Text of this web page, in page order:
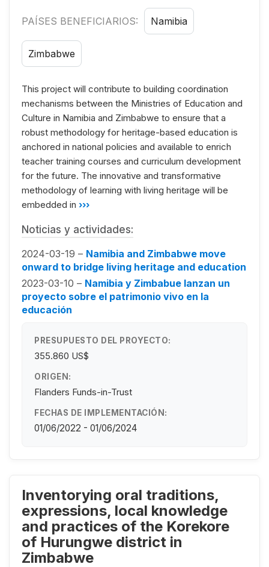
PAÍSES BENEFICIARIOS: Namibia
Zimbabwe
This project will contribute to building coordination
mechanisms between the Ministries of Education and
Culture in Namibia and Zimbabwe to ensure that a
robust methodology for heritage-based education is
anchored in national policies and available to enrich
teacher training courses and curriculum development
for the future. The innovative and transformative
methodology of learning with living heritage will be
embedded in ›››
Noticias y actividades:
2024-03-19 – Namibia and Zimbabwe move
onward to bridge living heritage and education
2023-03-10 – Namibia y Zimbabue lanzan un
proyecto sobre el patrimonio vivo en la
educación
PRESUPUESTO DEL PROYECTO:
355.860 US$
ORIGEN:
Flanders Funds-in-Trust
FECHAS DE IMPLEMENTACIÓN:
01/06/2022 - 01/06/2024
Inventorying oral traditions,
expressions, local knowledge
and practices of the Korekore
of Hurungwe district in
Zimbabwe